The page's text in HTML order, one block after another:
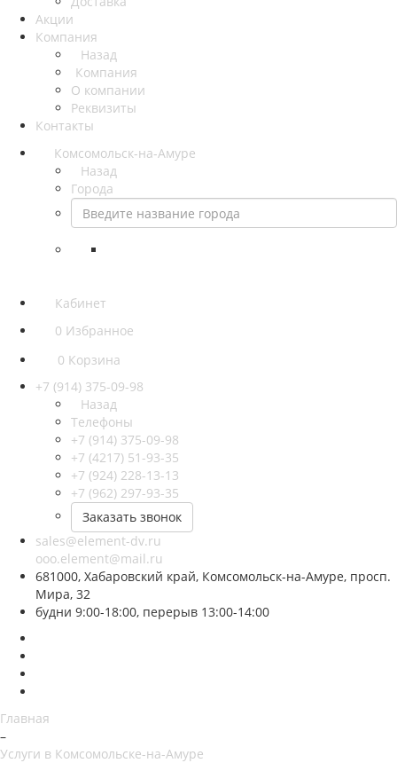
Акции
Компания
Назад
Компания
О компании
Реквизиты
Контакты
Комсомольск-на-Амуре
Назад
Города
Кабинет
0 Избранное
0 Корзина
+7 (914) 375-09-98
Назад
Телефоны
+7 (914) 375-09-98
+7 (4217) 51-93-35
+7 (924) 228-13-13
+7 (962) 297-93-35
Заказать звонок
sales@element-dv.ru
ooo.element@mail.ru
681000, Хабаровский край, Комсомольск-на-Амуре, просп.
Мира, 32
будни 9:00-18:00, перерыв 13:00-14:00
Главная
–
Услуги в Комсомольске-на-Амуре